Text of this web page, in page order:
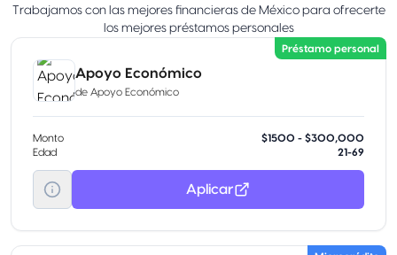
Trabajamos con las mejores financieras de México para ofrecerte
los mejores préstamos personales
Préstamo personal
Apoyo Económico
de Apoyo Económico
Monto
$1500 - $300,000
Edad
21-69
Aplicar